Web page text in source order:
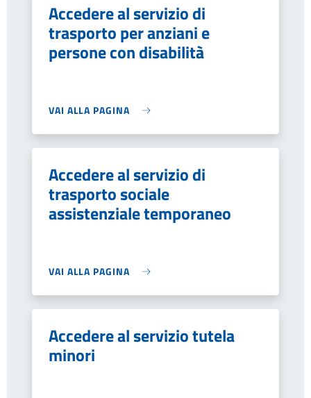
Accedere al servizio di
trasporto per anziani e
persone con disabilità
VAI ALLA PAGINA
Accedere al servizio di
trasporto sociale
assistenziale temporaneo
VAI ALLA PAGINA
Accedere al servizio tutela
minori